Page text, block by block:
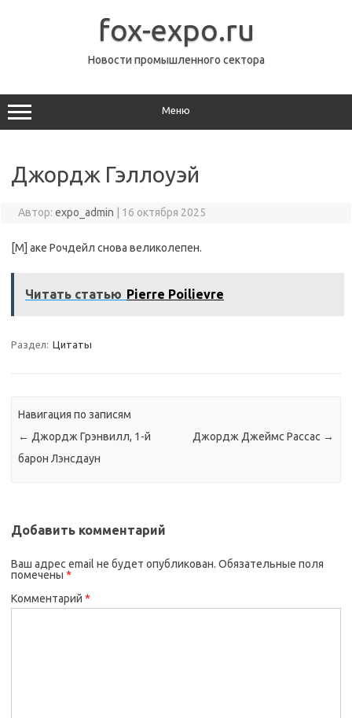
fox-expo.ru
Новости промышленного сектора
Меню
Джордж Гэллоуэй
Автор: expo_admin 16 октября 2025
[M] аке Рочдейл снова великолепен.
Читать статью Pierre Poilievre
Раздел: Цитаты
Навигация по записям
← Джордж Грэнвилл, 1-й
барон Лэнсдаун
Джордж Джеймс Рассас →
Добавить комментарий
Ваш адрес email не будет опубликован. Обязательные поля
помечены *
Комментарий *